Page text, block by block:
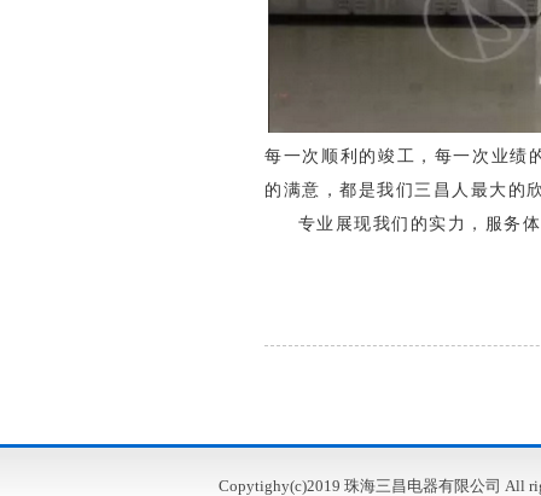
每一次顺利的竣工， 每一次业绩
的满意，都是我们三昌人最大的
专业展现我们的实力，服务体
Copytighy(c)2019 珠海三昌电器有限公司 All